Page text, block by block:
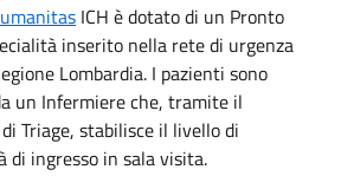
ICH è dotato di un Pronto
inserito nella rete di urgenza
Lombardia. I pazienti sono
un Infermiere che, tramite il
Triage, stabilisce il livello di
di ingresso in sala visita.